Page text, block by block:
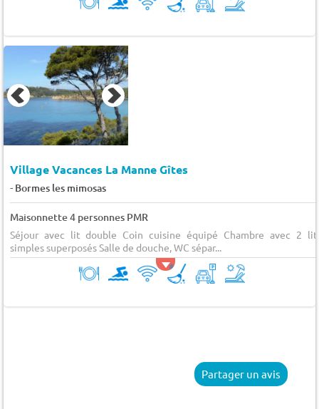
Village Vacances La Manne Gîtes
- Bormes les mimosas
Maisonnette 4 personnes PMR
Séjour avec lit double Coin cuisine équipé Chambre avec 2
simples superposés Salle de douche, WC sépar...
Partager un avis